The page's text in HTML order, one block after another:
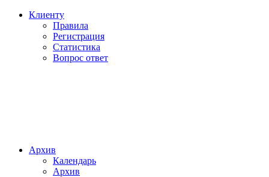
Клиенту
Правила
Регистрация
Статистика
Вопрос ответ
Архив
Календарь
Архив